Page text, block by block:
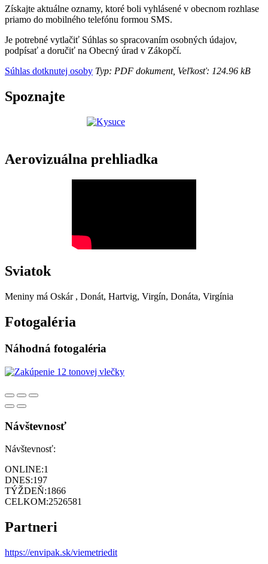
Získajte aktuálne oznamy, ktoré boli vyhlásené v obecnom rozhlase
priamo do mobilného telefónu formou SMS.
Je potrebné vytlačiť Súhlas so spracovaním osobných údajov,
podpísať a doručiť na Obecný úrad v Zákopčí.
Súhlas dotknutej osoby Typ: PDF dokument, Veľkosť: 124.96 kB
Spoznajte
Aerovizuálna prehliadka
Sviatok
Meniny má Oskár , Donát, Hartvig, Virgín, Donáta, Virgínia
Fotogaléria
Náhodná fotogaléria
Návštevnosť
Návštevnosť:
ONLINE:1
DNES:197
TÝŽDEŇ:1866
CELKOM:2526581
Partneri
https://envipak.sk/viemetriedit